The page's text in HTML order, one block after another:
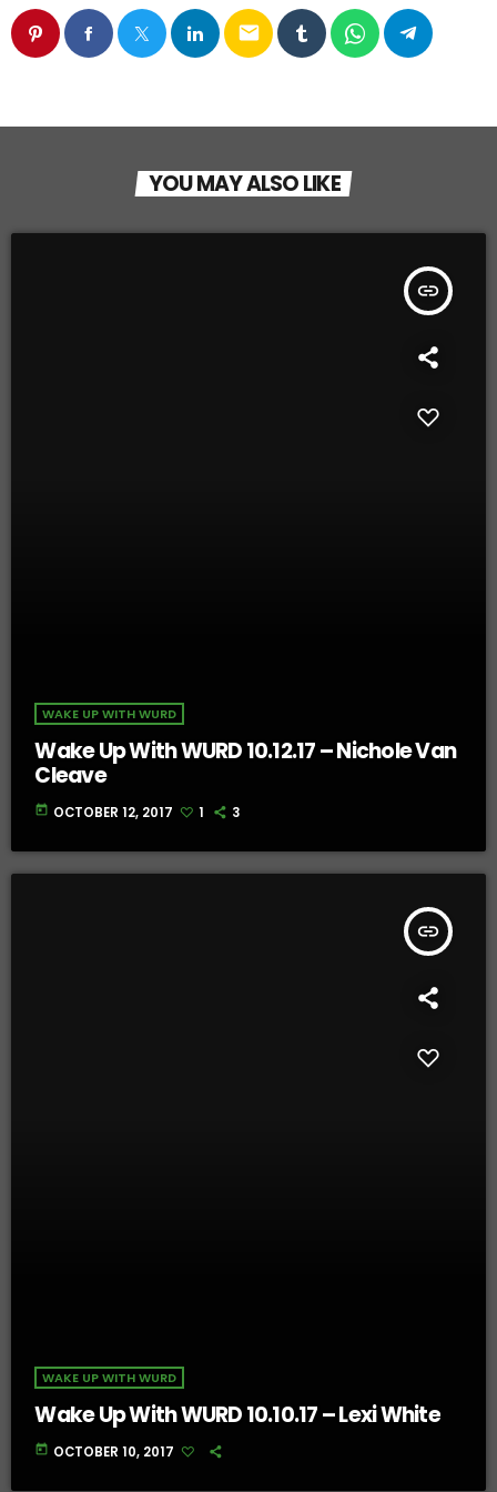
email
YOU MAY ALSO LIKE
insert_link
WAKE UP WITH WURD
Wake Up With WURD 10.12.17 – Nichole Van
Cleave
today OCTOBER 12, 2017 1 3
insert_link
WAKE UP WITH WURD
Wake Up With WURD 10.10.17 – Lexi White
today OCTOBER 10, 2017